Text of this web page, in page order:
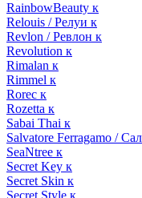
RainbowBeauty к
Relouis / Релуи к
Revlon / Ревлон к
Revolution к
Rimalan к
Rimmel к
Rorec к
Rozetta к
Sabai Thai к
Salvatore Ferragamo /
SeaNtree к
Secret Key к
Secret Skin к
Secret Style к